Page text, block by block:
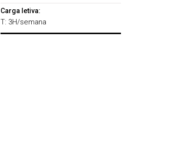
Carga letiva:
T: 3H/semana